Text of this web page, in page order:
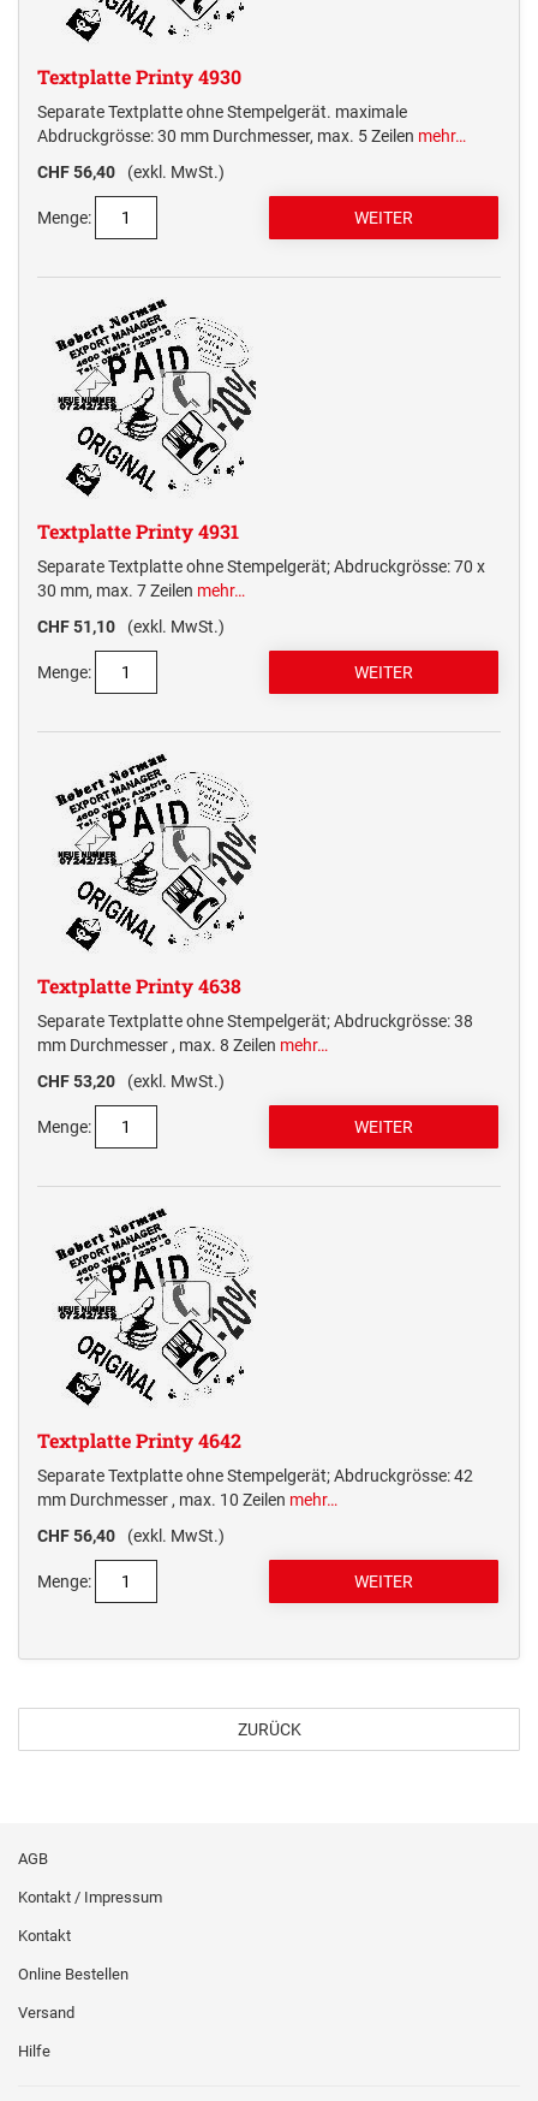
Textplatte Printy 4930
Separate Textplatte ohne Stempelgerät. maximale
Abdruckgrösse: 30 mm Durchmesser, max. 5 Zeilen mehr…
CHF 56,40
(exkl. MwSt.)
Menge:
Textplatte Printy 4931
Separate Textplatte ohne Stempelgerät; Abdruckgrösse: 70 x
30 mm, max. 7 Zeilen mehr…
CHF 51,10
(exkl. MwSt.)
Menge:
Textplatte Printy 4638
Separate Textplatte ohne Stempelgerät; Abdruckgrösse: 38
mm Durchmesser , max. 8 Zeilen mehr…
CHF 53,20
(exkl. MwSt.)
Menge:
Textplatte Printy 4642
Separate Textplatte ohne Stempelgerät; Abdruckgrösse: 42
mm Durchmesser , max. 10 Zeilen mehr…
CHF 56,40
(exkl. MwSt.)
Menge:
ZURÜCK
AGB
Kontakt / Impressum
Kontakt
Online Bestellen
Versand
Hilfe